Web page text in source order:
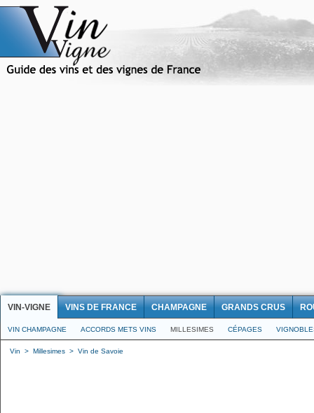
VIN-VIGNE VINS DE FRANCE CHAMPAGNE GRANDS CRUS
VIN CHAMPAGNE ACCORDS METS VINS MILLESIMES CÉPAGES
Vin > Millesimes > Vin de Savoie